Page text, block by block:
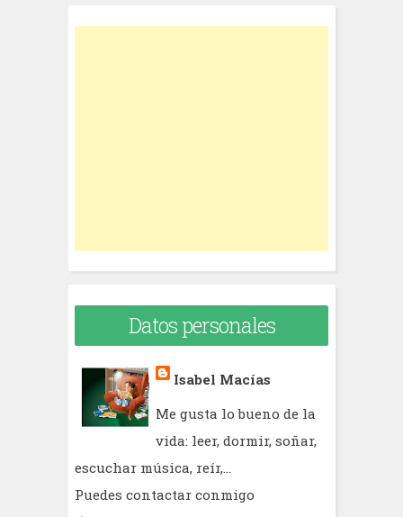
r
Datos personales
Isabel Macías
Me gusta lo bueno de la
vida: leer, dormir, soñar,
escuchar música, reír,...
Puedes contactar conmigo